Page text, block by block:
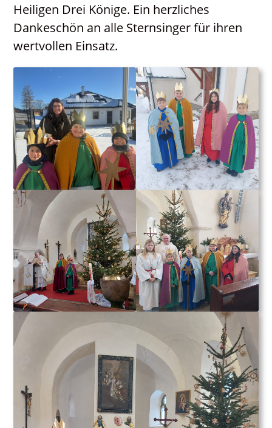
Heiligen Drei Könige. Ein herzliches
Dankeschön an alle Sternsinger für ihren
wertvollen Einsatz.